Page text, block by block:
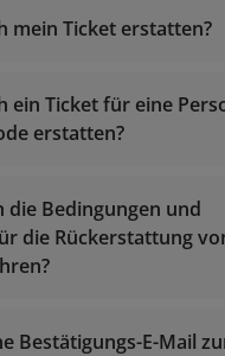
mein Ticket erstatten?
gekauft wurden
Buchung verwalten
ein Ticket für eine
erstatten?
19001100
die Bedingungen und
die Rückerstattung
Bestätigungs-E-Mail